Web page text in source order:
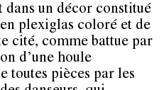
un décor constitué
plexiglas coloré et de
cité, comme battue par
d’une houle
toutes pièces par les